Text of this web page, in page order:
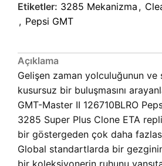
Etiketler: 3285 Mekanizma ,
, Pepsi GMT
Açıklama
Gelişen zaman yolculuğunun ve
kusursuz bir buluşmasını
GMT-Master II 126710BLRO
3285 Super Plus Clone ETA
bir göstergeden çok daha
Global standartlarda bir
bir koleksiyonerin ruhunu